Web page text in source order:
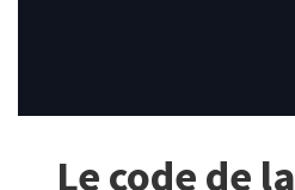
Le code de la